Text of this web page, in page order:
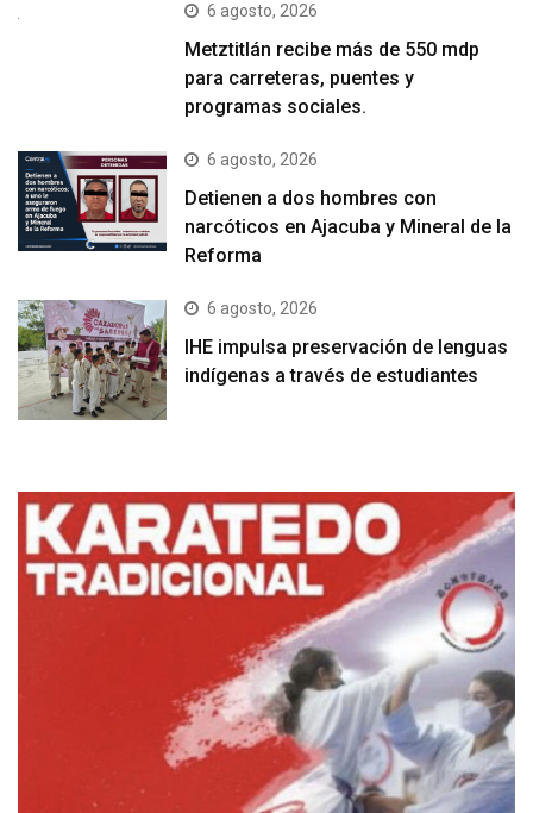
6 agosto, 2026
Metztitlán recibe más de 550 mdp
para carreteras, puentes y
programas sociales.
6 agosto, 2026
Detienen a dos hombres con
narcóticos en Ajacuba y Mineral de la
Reforma
6 agosto, 2026
IHE impulsa preservación de lenguas
indígenas a través de estudiantes